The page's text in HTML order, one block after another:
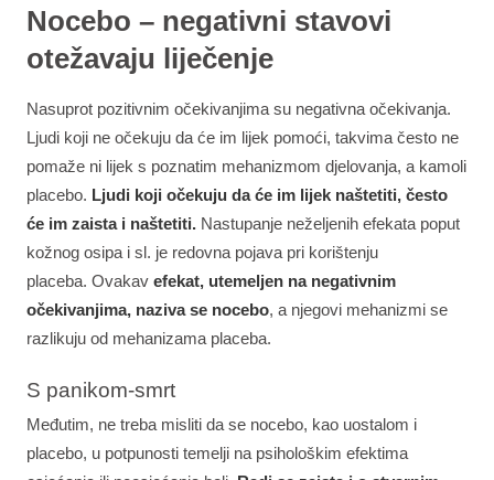
Nocebo – negativni stavovi
otežavaju liječenje
Nasuprot pozitivnim očekivanjima su negativna očekivanja.
Ljudi koji ne očekuju da će im lijek pomoći, takvima često ne
pomaže ni lijek s poznatim mehanizmom djelovanja, a kamoli
placebo. Ljudi koji očekuju da će im lijek naštetiti, često
će im zaista i naštetiti. Nastupanje neželjenih efekata poput
kožnog osipa i sl. je redovna pojava pri korištenju
placeba. Ovakav efekat, utemeljen na negativnim
očekivanjima, naziva se nocebo, a njegovi mehanizmi se
razlikuju od mehanizama placeba.
S panikom-smrt
Međutim, ne treba misliti da se nocebo, kao uostalom i
placebo, u potpunosti temelji na psihološkim efektima